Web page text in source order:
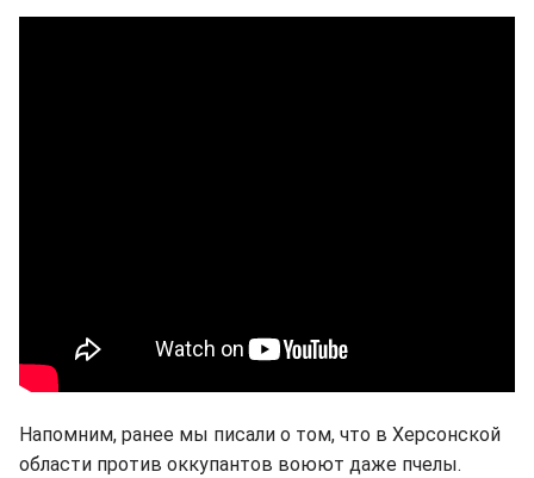
Напомним, ранее мы писали о том, что в Херсонской
области против оккупантов воюют даже пчелы.